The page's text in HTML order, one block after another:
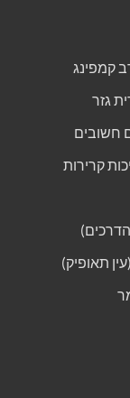
קמפינג
גזר
קרירות